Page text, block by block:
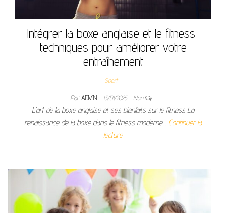
Intégrer la boxe anglaise et le fitness :
techniques pour améliorer votre
entraînement
Sport
ParADMIN 13/01/2025 Non
L’art de la boxe anglaise et ses bienfaits sur le fitness La
renaissance de la boxe dans le fitness moderne… Continuer la
lecture